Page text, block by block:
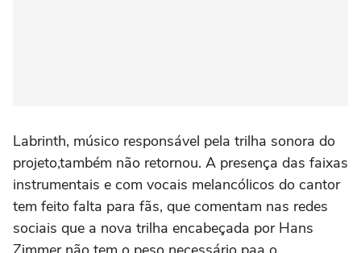
Labrinth, músico responsável pela trilha sonora do
projeto,também não retornou. A presença das faixas
instrumentais e com vocais melancólicos do cantor
tem feito falta para fãs, que comentam nas redes
sociais que a nova trilha encabeçada por Hans